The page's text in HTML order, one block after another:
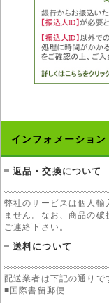
インフォメーション
返品・交換について
弊社のサービスは個人輸
ません。なお、商品の破
ご連絡下さい。
送料について
配送業者は下記の通りで
■国際書留郵便